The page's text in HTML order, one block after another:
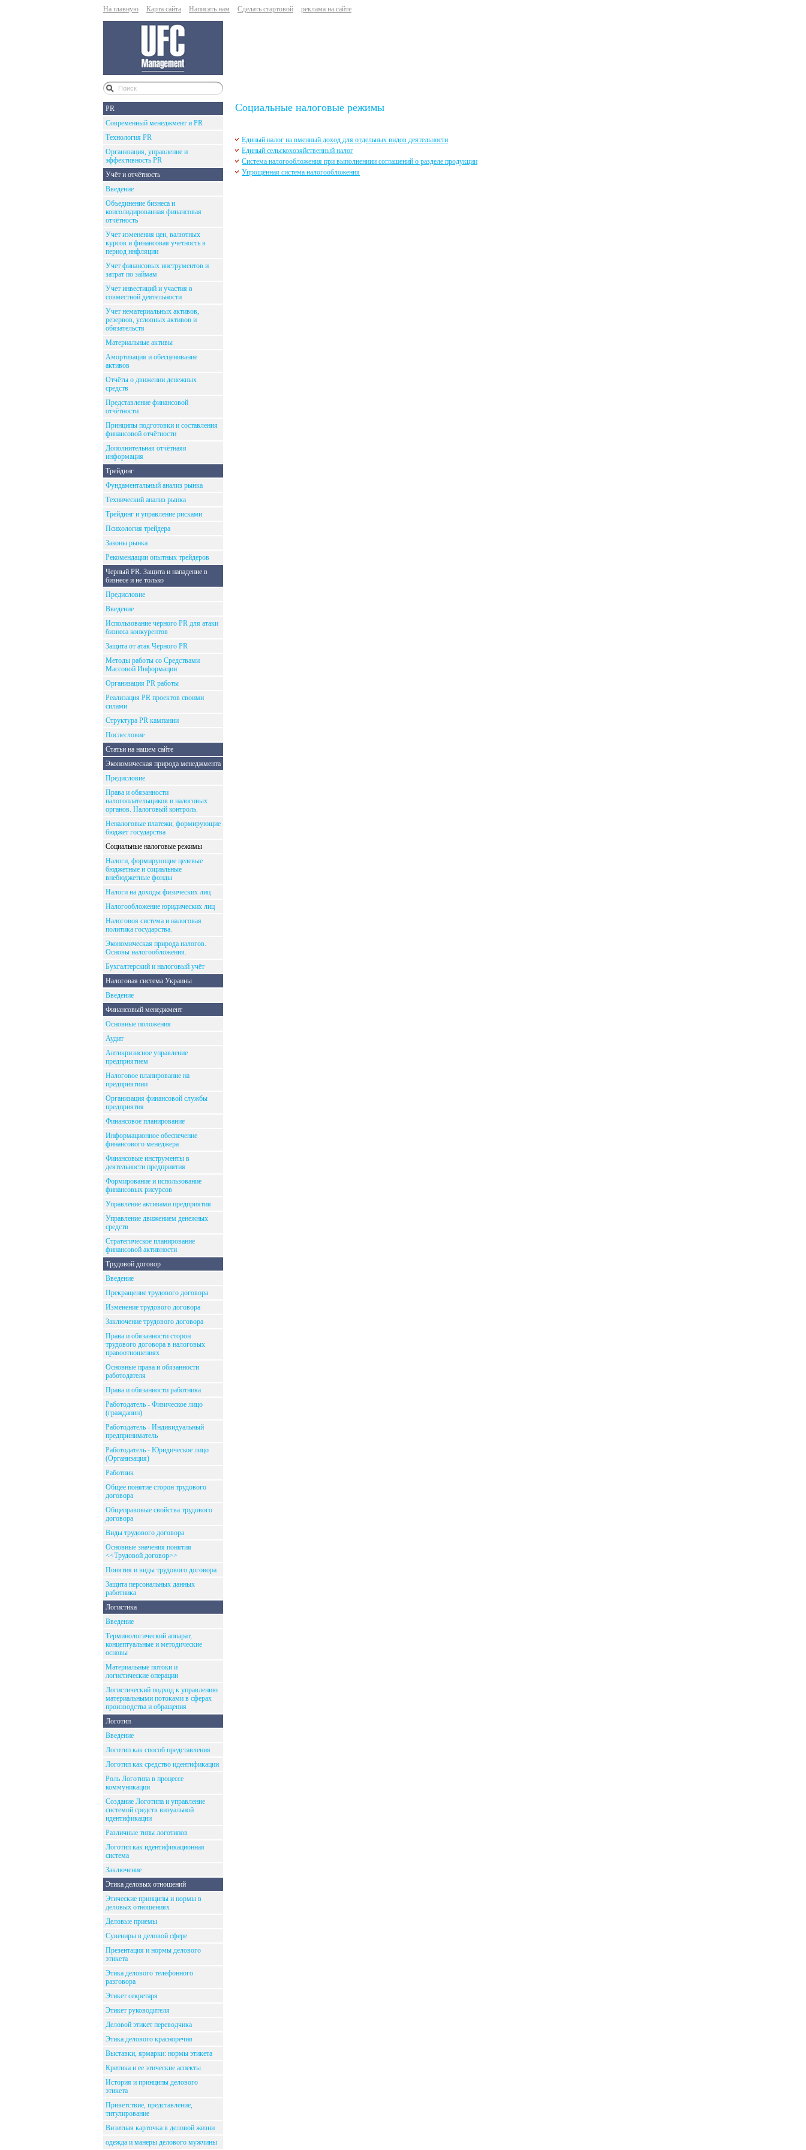
На главную Карта сайта Написать нам Сделать стартовой реклама на сайте
PR
Современный менеджмент и PR
Технология PR
Организация, управление и
эффективность PR
Учёт и отчётность
Введение
Объединение бизнеса и
консолидированная финансовая
отчётность
Учет изменения цен, валютных
курсов и финансовая учетность в
период инфляции
Учет финансовых инструментов и
затрат по займам
Учет инвестиций и участия в
совместной деятельности
Учет нематериальных активов,
резервов, условных активов и
обязательств
Материальные активы
Амортизация и обесценивание
активов
Отчёты о движении денежных
средств
Представление финансовой
отчётности
Принципы подготовки и составления
финансовой отчётности
Дополнительная отчётнаяя
информация
Трейдинг
Фундаментальный анализ рынка
Технический анализ рынка
Трейдинг и управление рисками
Психология трейдера
Законы рынка
Рекомендации опытных трейдеров
Черный PR. Защита и нападение в
бизнесе и не только
Предисловие
Введение
Использование черного PR для атаки
бизнеса конкурентов
Защита от атак Черного PR
Методы работы со Средствами
Массовой Информации
Организация PR работы
Реализация PR проектов своими
силами
Структура PR кампании
Послесловие
Статьи на нашем сайте
Экономическая природа менеджмента
Предисловие
Права и обязанности
налогоплательщиков и налоговых
органов. Налоговый контроль.
Неналоговые платежи, формирующие
бюджет государства
Социальные налоговые режимы
Налоги, формирующие целевые
бюджетные и социальные
внебюджетные фонды
Налоги на доходы физических лиц
Налогообложение юридических лиц
Налоговоя система и налоговая
политика государства.
Экономическая природа налогов.
Основы налогообложения.
Бухгалтерский и налоговый учёт
Налоговая система Украины
Введение
Финансовый менеджмент
Основные положения
Аудит
Антикризисное управление
предприятием
Налоговое планирование на
предприятиии
Организация финансовой службы
предприятия
Финансовое планирование
Информационное обеспечение
финансового менеджера
Финансовые инструменты в
деятельности предприятия
Формирование и использование
финансовых рисурсов
Управление активами предприятия
Управление движением денежных
средств
Стратегическое планирование
финансовой активности
Трудовой договор
Введение
Прекращение трудового договора
Изменение трудового договора
Заключение трудового договора
Права и обязанности сторон
трудового договора в налоговых
правоотношениях
Основные права и обязанности
работодателя
Права и обязанности работника
Работодатель - Физическое лицо
(гражданин)
Работодатель - Индивидуальный
предприниматель
Работодатель - Юридическое лицо
(Организация)
Работник
Общее понятие сторон трудового
договора
Общеправовые свойства трудового
договора
Виды трудового договора
Основные значения понятия
<<Трудовой договор>>
Понятия и виды трудового договора
Защита персональных данных
работника
Логистика
Введение
Терминологический аппарат,
концептуальные и методические
основы
Материальные потоки и
логистические операции
Логистический подход к управлению
материальными потоками в сферах
производства и обращения
Логотип
Введение
Логотип как способ представления
Логотип как средство идентификации
Роль Логотипа в процессе
коммуникации
Создание Логотипа и управление
системой средств визуальной
идентификации
Различные типы логотипов
Логотип как идентификационная
система
Заключение
Этика деловых отношений
Этические принципы и нормы в
деловых отношениях
Деловые приемы
Сувениры в деловой сфере
Презентация и нормы делового
этикета
Этика делового телефонного
разговора
Этикет секретаря
Этикет руководителя
Деловой этикет переводчика
Этика делового красноречия
Выставки, ярмарки: нормы этикета
Критика и ее этические аспекты
История и принципы делового
этикета
Приветствие, представление,
титулирование
Визитная карточка в деловой жизни
одежда и манеры делового мужчины
Социальные налоговые режимы
Единый налог на вменный доход для отдельных видов деятельности
Единый сельскохозяйственный налог
Система налогообложения при выполнениии соглашений о разделе продукции
Упрощённая система налогообложения